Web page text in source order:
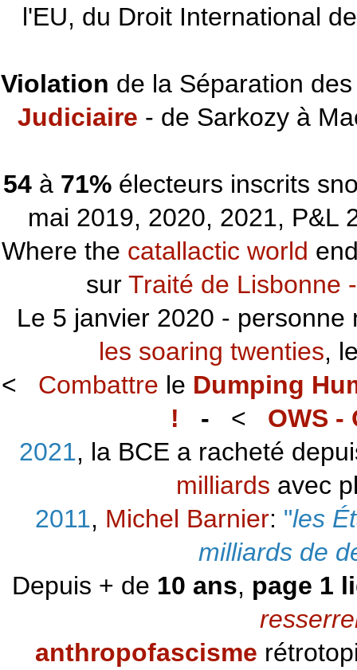
l'EU, du Droit International
Violation de la Séparation
Judiciaire - de Sarkozy à
54à 71%électeurs inscrits
mai 2019, 2020, 2021, P&L
Where the catallactic world
sur Traité de Lisbonne
Le 5 janvier 2020 -
les soaring twenties,
< Combattre le Dumping
! - < OWS -
2021, la BCE a racheté
milliards avec
2011, Michel Barnier: "les
milliards de
Depuis + de 10 ans, page 1
anthropofascisme